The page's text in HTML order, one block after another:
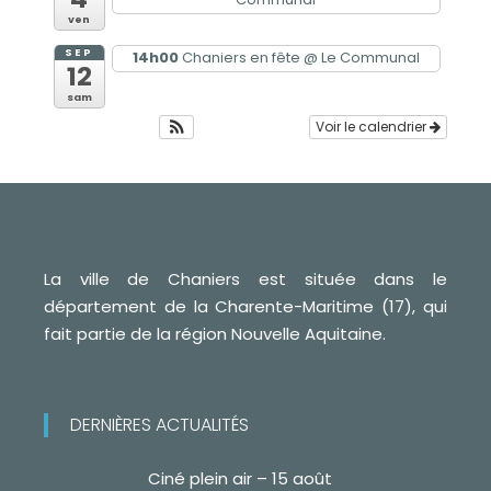
ven
SEP
12
sam
14h00Chaniers en fête @ Le Communal
Voir le calendrier
La ville de Chaniers est située dans le
département de la Charente-Maritime (17), qui
fait partie de la région Nouvelle Aquitaine.
DERNIÈRES ACTUALITÉS
Ciné plein air – 15 août